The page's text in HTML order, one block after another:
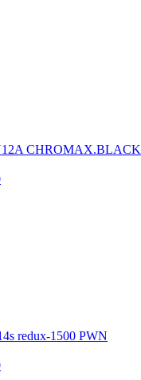
CHROMAX.BLACK
redux-1500 PWN